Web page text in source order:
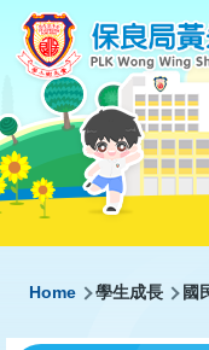
Skip to main content
Main
navigation
Breadcrumb
Home 學生成長 國